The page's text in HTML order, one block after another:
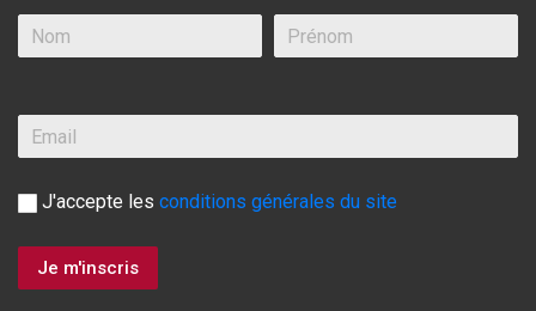
J'accepte les conditions générales du site